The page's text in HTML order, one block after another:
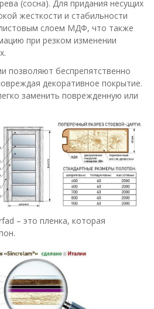
(сосна). Для придания несущих
жесткости и стабильности
слоем МДФ, что также
при резком изменении
позволяют беспрепятственно
декоративное покрытие.
заменить поврежденную или
– это пленка, которая